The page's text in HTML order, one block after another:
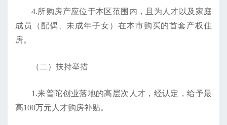
4.所购房产应位于本区范围内，且为人才以及家庭
成员（配偶、未成年子女）在本市购买的首套产权住
房。
（二）扶持举措
1.来普陀创业落地的高层次人才，经认定，给予最
高100万元人才购房补贴。